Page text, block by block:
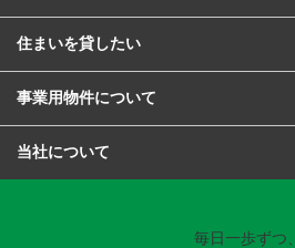
住まいを貸したい
事業用物件について
当社について
毎日一歩ずつ、